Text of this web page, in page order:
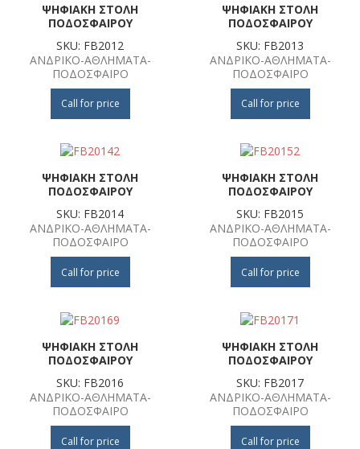
ΨΗΦΙΑΚΗ ΣΤΟΛΗ
ΠΟΔΟΣΦΑΙΡΟΥ
SKU: FB2012
ΑΝΔΡΙΚΟ-ΑΘΛΗΜΑΤΑ-
ΠΟΔΟΣΦΑΙΡΟ
Call for price
ΨΗΦΙΑΚΗ ΣΤΟΛΗ
ΠΟΔΟΣΦΑΙΡΟΥ
SKU: FB2013
ΑΝΔΡΙΚΟ-ΑΘΛΗΜΑΤΑ-
ΠΟΔΟΣΦΑΙΡΟ
Call for price
ΨΗΦΙΑΚΗ ΣΤΟΛΗ
ΠΟΔΟΣΦΑΙΡΟΥ
SKU: FB2014
ΑΝΔΡΙΚΟ-ΑΘΛΗΜΑΤΑ-
ΠΟΔΟΣΦΑΙΡΟ
Call for price
ΨΗΦΙΑΚΗ ΣΤΟΛΗ
ΠΟΔΟΣΦΑΙΡΟΥ
SKU: FB2015
ΑΝΔΡΙΚΟ-ΑΘΛΗΜΑΤΑ-
ΠΟΔΟΣΦΑΙΡΟ
Call for price
ΨΗΦΙΑΚΗ ΣΤΟΛΗ
ΠΟΔΟΣΦΑΙΡΟΥ
SKU: FB2016
ΑΝΔΡΙΚΟ-ΑΘΛΗΜΑΤΑ-
ΠΟΔΟΣΦΑΙΡΟ
Call for price
ΨΗΦΙΑΚΗ ΣΤΟΛΗ
ΠΟΔΟΣΦΑΙΡΟΥ
SKU: FB2017
ΑΝΔΡΙΚΟ-ΑΘΛΗΜΑΤΑ-
ΠΟΔΟΣΦΑΙΡΟ
Call for price